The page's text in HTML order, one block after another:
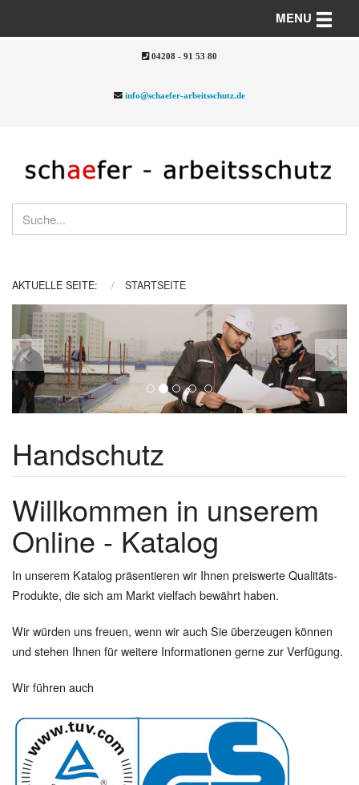
04208 - 91 53 80
info@schaefer-arbeitsschutz.de
MENU Toggle
AKTUELLE SEITE: STARTSEITE
Previous
Handschutz
Willkommen in unserem
Online - Katalog
In unserem Katalog präsentieren wir Ihnen preiswerte Qualitäts-
Produkte, die sich am Markt vielfach bewährt haben.
Wir würden uns freuen, wenn wir auch Sie überzeugen können
und stehen Ihnen für weitere Informationen gerne zur Verfügung.
Wir führen auch